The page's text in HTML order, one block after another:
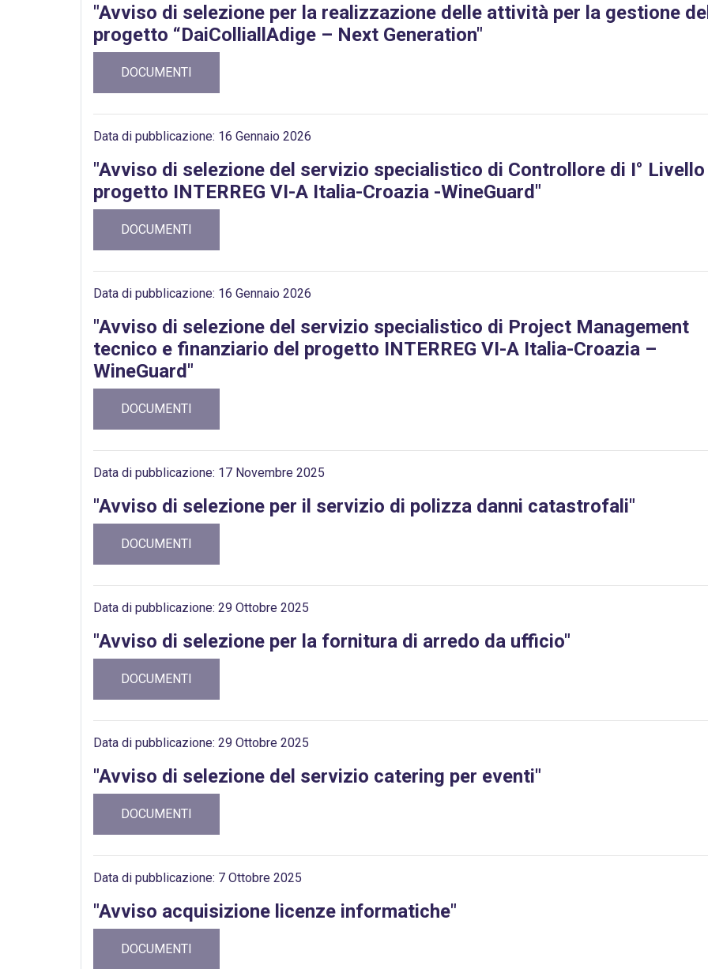
"Avviso di selezione per la realizzazione delle attività per la gestione
progetto “DaiColliallAdige – Next Generation"
DOCUMENTI
Data di pubblicazione: 16 Gennaio 2026
"Avviso di selezione del servizio specialistico di Controllore di I°
progetto INTERREG VI-A Italia-Croazia -WineGuard"
DOCUMENTI
Data di pubblicazione: 16 Gennaio 2026
"Avviso di selezione del servizio specialistico di Project Management
tecnico e finanziario del progetto INTERREG VI-A Italia-Croazia –
WineGuard"
DOCUMENTI
Data di pubblicazione: 17 Novembre 2025
"Avviso di selezione per il servizio di polizza danni catastrofali"
DOCUMENTI
Data di pubblicazione: 29 Ottobre 2025
"Avviso di selezione per la fornitura di arredo da ufficio"
DOCUMENTI
Data di pubblicazione: 29 Ottobre 2025
"Avviso di selezione del servizio catering per eventi"
DOCUMENTI
Data di pubblicazione: 7 Ottobre 2025
"Avviso acquisizione licenze informatiche"
DOCUMENTI